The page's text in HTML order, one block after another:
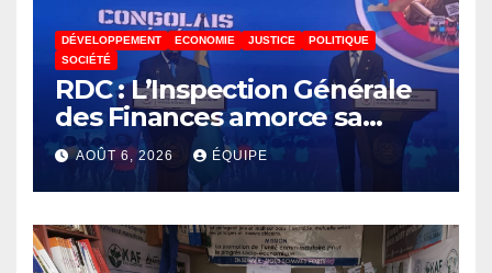
DÉVELOPPEMENT ECONOMIE JUSTICE
POLITIQUE
SOCIÉTÉ
RDC : L’Inspection Générale
des Finances amorce sa
révolution numérique pour
un contrôle permanent des
finances publiques
AOÛT 6, 2026 ÉQUIPE